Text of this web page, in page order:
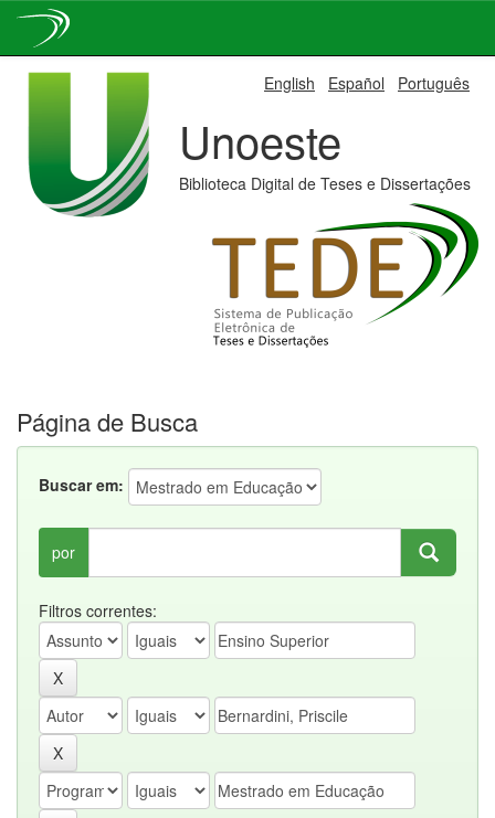
English Español Português
Unoeste
Biblioteca Digital de Teses e Dissertações
Página de Busca
Buscar em:
por
Filtros correntes: